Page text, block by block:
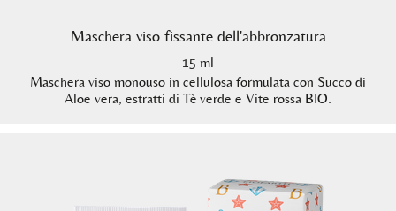
Maschera viso fissante dell'abbronzatura
15 ml
Maschera viso monouso in cellulosa formulata con Succo di
Aloe vera, estratti di Tè verde e Vite rossa BIO.